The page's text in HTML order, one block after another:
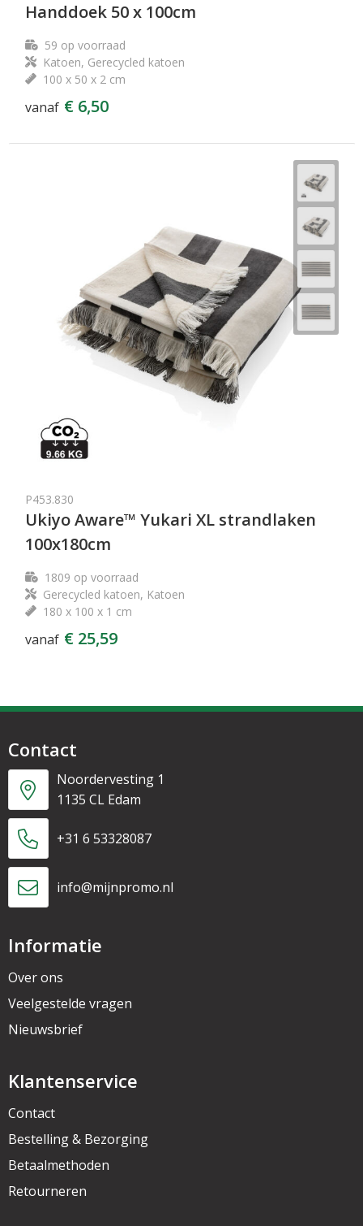
Handdoek 50 x 100cm
59 op voorraad
Katoen, Gerecycled katoen
100 x 50 x 2 cm
vanaf € 6,50
P453.830
Ukiyo Aware™ Yukari XL strandlaken
100x180cm
1809 op voorraad
Gerecycled katoen, Katoen
180 x 100 x 1 cm
vanaf € 25,59
Contact
Noordervesting 1
1135 CL Edam
+31 6 53328087
info@mijnpromo.nl
Informatie
Over ons
Veelgestelde vragen
Nieuwsbrief
Klantenservice
Contact
Bestelling & Bezorging
Betaalmethoden
Retourneren